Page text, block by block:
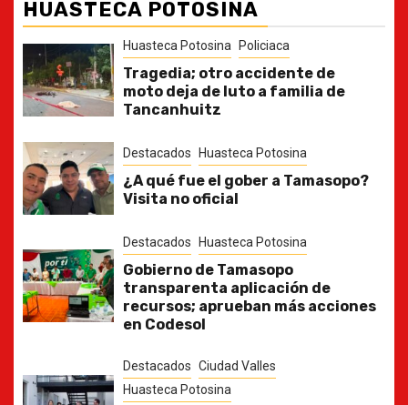
HUASTECA POTOSINA
Huasteca Potosina Policiaca
Tragedia; otro accidente de
moto deja de luto a familia de
Tancanhuitz
Destacados Huasteca Potosina
¿A qué fue el gober a Tamasopo?
Visita no oficial
Destacados Huasteca Potosina
Gobierno de Tamasopo
transparenta aplicación de
recursos; aprueban más acciones
en Codesol
Destacados Ciudad Valles
Huasteca Potosina